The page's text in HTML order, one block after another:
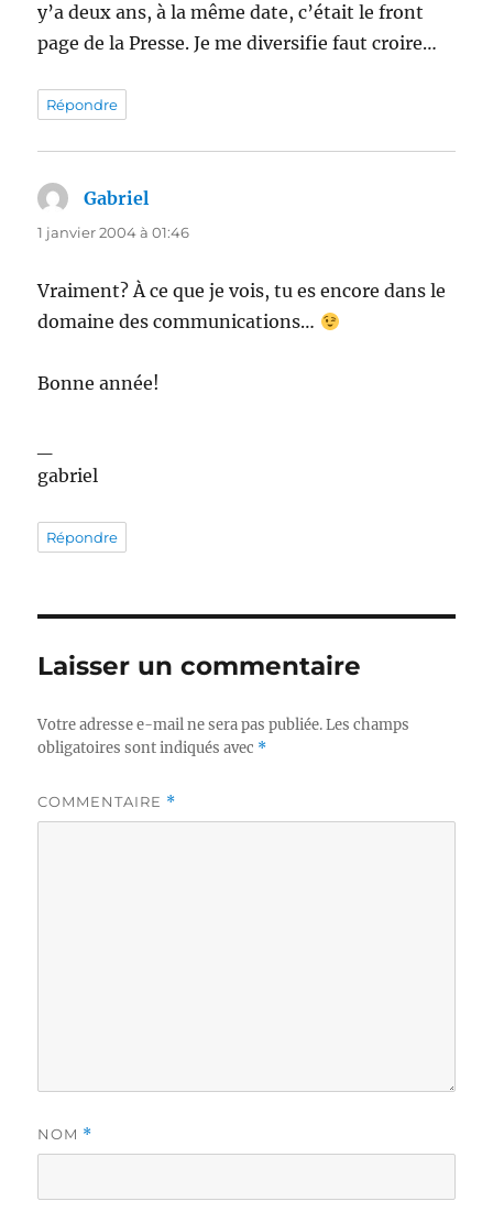
y’a deux ans, à la même date, c’était le front
page de la Presse. Je me diversifie faut croire…
Répondre
Gabriel
1 janvier 2004 à 01:46
Vraiment? À ce que je vois, tu es encore dans le
domaine des communications…
Bonne année!
gabriel
Répondre
Laisser un commentaire
Votre adresse e-mail ne sera pas publiée. Les champs
obligatoires sont indiqués avec *
COMMENTAIRE *
NOM *